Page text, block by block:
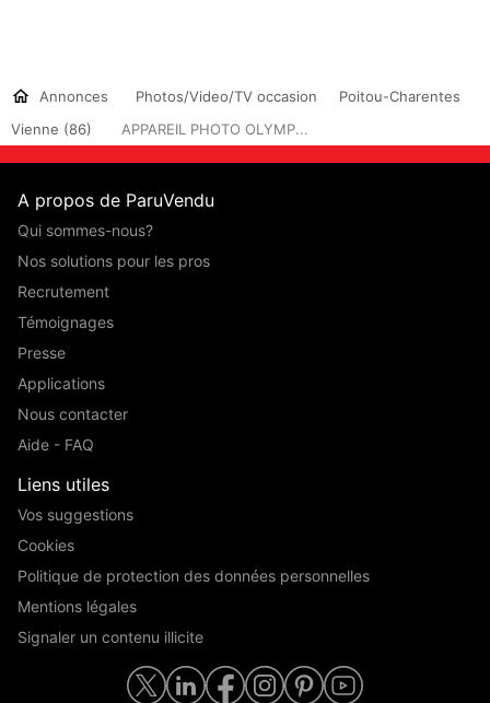
Annonces Photos/Video/TV occasion
Poitou-Charentes
Vienne (86)
APPAREIL PHOTO OLYMP...
A propos de ParuVendu
Qui sommes-nous?
Nos solutions pour les pros
Recrutement
Témoignages
Presse
Applications
Nous contacter
Aide - FAQ
Liens utiles
Vos suggestions
Cookies
Politique de protection des données personnelles
Mentions légales
Signaler un contenu illicite